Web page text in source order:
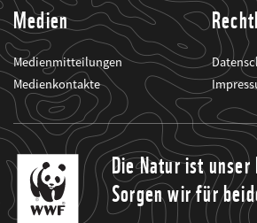
Medien
Medienmitteilungen
Medienkontakte
Die Natur ist unser
Sorgen wir für